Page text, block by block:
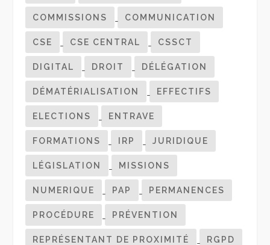
COMMISSIONS COMMUNICATION
CSE CSE CENTRAL CSSCT
DIGITAL DROIT DÉLÉGATION
DÉMATÉRIALISATION EFFECTIFS
ELECTIONS ENTRAVE
FORMATIONS IRP JURIDIQUE
LÉGISLATION MISSIONS
NUMERIQUE PAP PERMANENCES
PROCÉDURE PRÉVENTION
REPRÉSENTANT DE PROXIMITÉ RGPD